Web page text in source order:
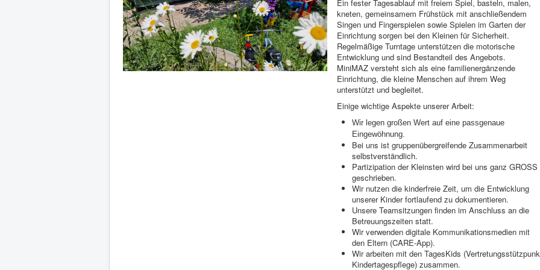
Ein fester Tagesablauf mit freiem Spiel, basteln, malen,
kneten, gemeinsamem Frühstück mit anschließendem
Singen und Fingerspielen sowie Spielen im Garten der
Einrichtung sorgen bei den Kleinen für Sicherheit.
Regelmäßige Turntage unterstützen die motorische
Entwicklung und sind Bestandteil des Angebots.
MiniMAZ versteht sich als eine familienergänzende
Einrichtung, die kleine Menschen auf ihrem Weg
unterstützt und begleitet.
Einige wichtige Aspekte unserer Arbeit:
Wir legen großen Wert auf eine passgenaue
Eingewöhnung.
Bei uns ist gruppenübergreifende Zusammenarbeit
selbstverständlich.
Partizipation der Kleinsten wird bei uns ganz GROSS
geschrieben.
Wir nutzen die kinderfreie Zeit, um die Entwicklung
unserer Kinder fortlaufend zu dokumentieren.
Unsere Teamsitzungen finden im Anschluss an die
Betreuungszeiten statt.
Wir verwenden digitale Kommunikationsmedien mit
den Eltern (CARE-App).
Wir arbeiten mit den TagesKids
Kindertagespflege) zusammen.